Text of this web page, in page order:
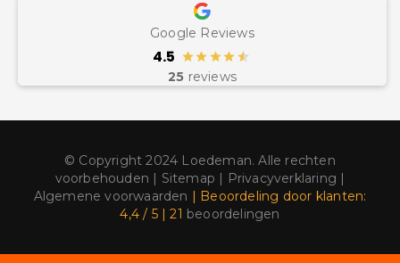
Google Reviews
4.5
25 reviews
© Copyright 2024 Loedeman. Alle rechten
voorbehouden | Sitemap | Privacyverklaring |
Algemene voorwaarden | Beoordeling door klanten:
4,4/ 5|21 beoordelingen